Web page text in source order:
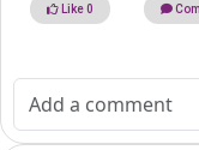
Like0